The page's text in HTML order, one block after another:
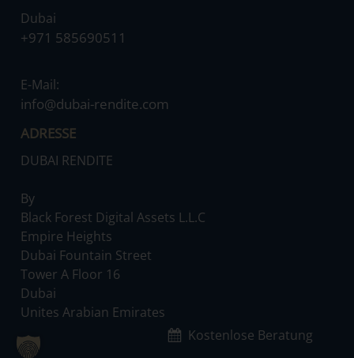
Kostenlose Beratung
Dubai
‌+971 585690511
E-Mail:
‌info@dubai-rendite.com
ADRESSE
DUBAI RENDITE
By
‌Black Forest Digital Assets L.L.C
‌Empire Heights
‌Dubai Fountain Street
‌Tower A Floor 16
‌Dubai
‌Unites Arabian Emirates